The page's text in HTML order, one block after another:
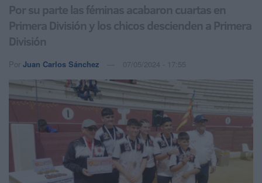
Por su parte las féminas acabaron cuartas en
Primera División y los chicos descienden a Primera
División
Por Juan Carlos Sánchez 07/05/2024 - 17:55